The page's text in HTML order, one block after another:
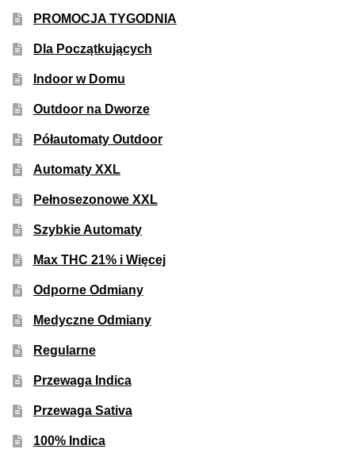
PROMOCJA TYGODNIA
Dla Początkujących
Indoor w Domu
Outdoor na Dworze
Półautomaty Outdoor
Automaty XXL
Pełnosezonowe XXL
Szybkie Automaty
Max THC 21% i Więcej
Odporne Odmiany
Medyczne Odmiany
Regularne
Przewaga Indica
Przewaga Sativa
100% Indica